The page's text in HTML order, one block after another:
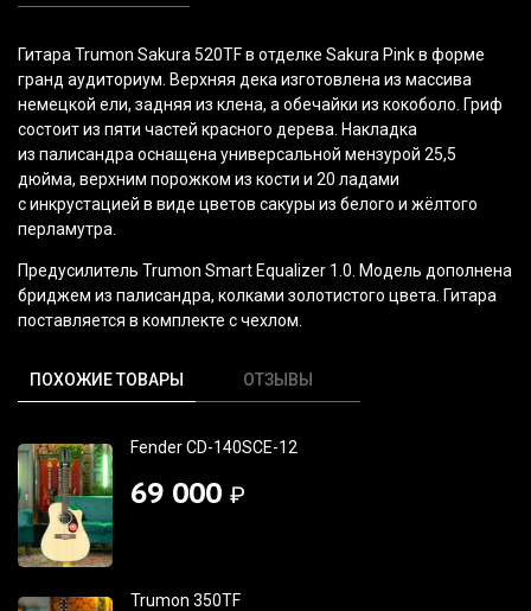
Гитара Trumon Sakura 520TF в отделке Sakura Pink в форме
гранд аудиториум. Верхняя дека изготовлена из массива
немецкой ели, задняя из клена, а обечайки из кокоболо. Гриф
состоит из пяти частей красного дерева. Накладка
из палисандра оснащена универсальной мензурой 25,5
дюйма, верхним порожком из кости и 20 ладами
с инкрустацией в виде цветов сакуры из белого и жёлтого
перламутра.
Предусилитель Trumon Smart Equalizer 1.0. Модель дополнена
бриджем из палисандра, колками золотистого цвета. Гитара
поставляется в комплекте с чехлом.
ПОХОЖИЕ ТОВАРЫ ОТЗЫВЫ
Fender CD-140SCE-12
69 000 ₽
Trumon 350TF